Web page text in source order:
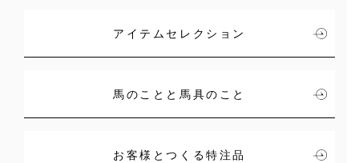
アイテムセレクション
馬のことと馬具のこと
お客様とつくる特注品